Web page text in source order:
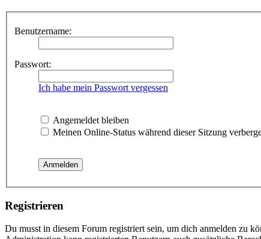
Benutzername:
Passwort:
Ich habe mein Passwort vergessen
Angemeldet bleiben
Meinen Online-Status während dieser Sitzung
Registrieren
Du musst in diesem Forum registriert sein, um dich anmelden zu